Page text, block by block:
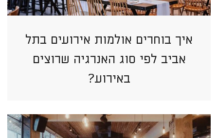
איך בוחרים אולמות אירועים בתל
אביב לפי סוג האנרגיה שרוצים
באירוע?